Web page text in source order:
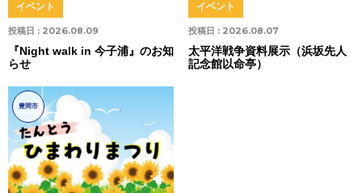
投稿日 : 2026.08.09
イベント
『Night walk in 今子浦』のお知
らせ
投稿日 : 2026.08.07
イベント
太平洋戦争資料展示（浜坂先人
記念館以命亭）
豊岡市